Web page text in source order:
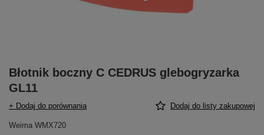
Błotnik boczny C CEDRUS glebogryzarka
GL11
+ Dodaj do porównania Dodaj do listy zakupowej
Weima WMX720